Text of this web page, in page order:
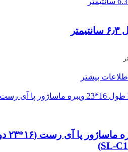
اطلاعات بیشتر
ضربه گیر لاستیکی ویبره